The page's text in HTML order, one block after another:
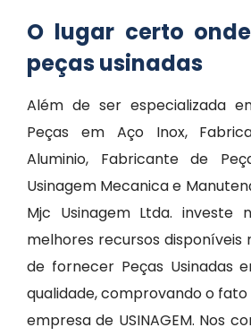
O lugar certo
peças usinadas
Além de ser especializada
Peças em Aço Inox,
Aluminio, Fabricante de
Usinagem Mecanica e
Mjc Usinagem Ltda. investe
melhores recursos disponíveis
de fornecer Peças Usinadas
qualidade, comprovando o
empresa de USINAGEM. Nos